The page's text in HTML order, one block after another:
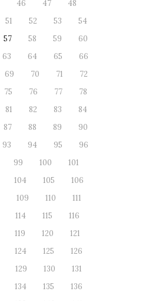
46 47
48
51 52 53
54
57 58 59
60
63 64 65
66
69 70 71
72
75 76 77
78
81 82 83
84
87 88 89
90
93 94 95
96
99 100
101
104 105
106
109 110
111
114 115
116
119 120
121
124 125
126
129 130
131
134 135
136